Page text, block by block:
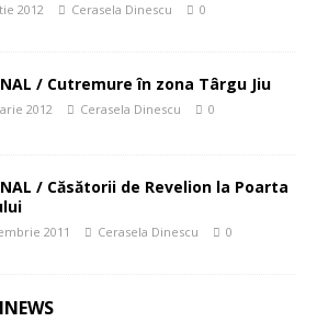
2012 Cerasela Dinescu 0
/ Cutremure în zona Târgu Jiu
2012 Cerasela Dinescu 0
/ Căsătorii de Revelion la Poarta
2011 Cerasela Dinescu 0